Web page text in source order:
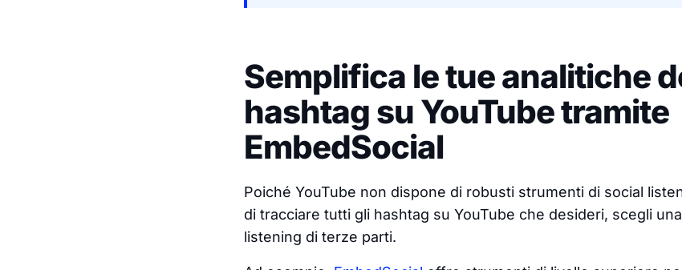
Semplifica le tue analitiche
hashtag su YouTube tramite
EmbedSocial
Poiché YouTube non dispone di robusti strumenti di social
di tracciare tutti gli hashtag su YouTube che desideri, scegli
listening di terze parti.